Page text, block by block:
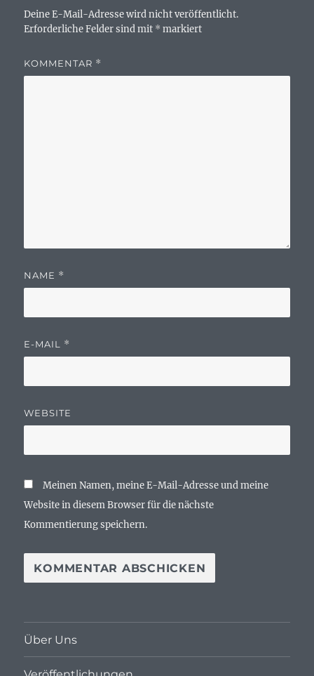
Deine E-Mail-Adresse wird nicht veröffentlicht.
Erforderliche Felder sind mit * markiert
KOMMENTAR *
NAME *
E-MAIL *
WEBSITE
Meinen Namen, meine E-Mail-Adresse und meine
Website in diesem Browser für die nächste
Kommentierung speichern.
Über Uns